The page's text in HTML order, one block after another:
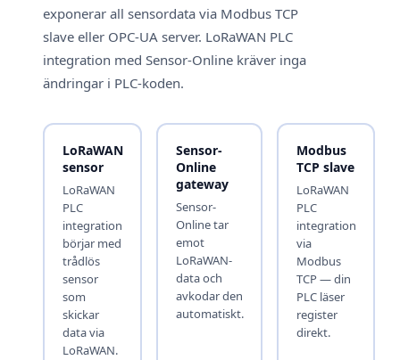
exponerar all sensordata via Modbus TCP
slave eller OPC-UA server. LoRaWAN PLC
integration med Sensor-Online kräver inga
ändringar i PLC-koden.
LoRaWAN
sensor
LoRaWAN
PLC
integration
börjar med
trådlös
sensor
som
skickar
data via
LoRaWAN.
Sensor-
Online
gateway
Sensor-
Online tar
emot
LoRaWAN-
data och
avkodar den
automatiskt.
Modbus
TCP slave
LoRaWAN
PLC
integration
via
Modbus
TCP — din
PLC läser
register
direkt.